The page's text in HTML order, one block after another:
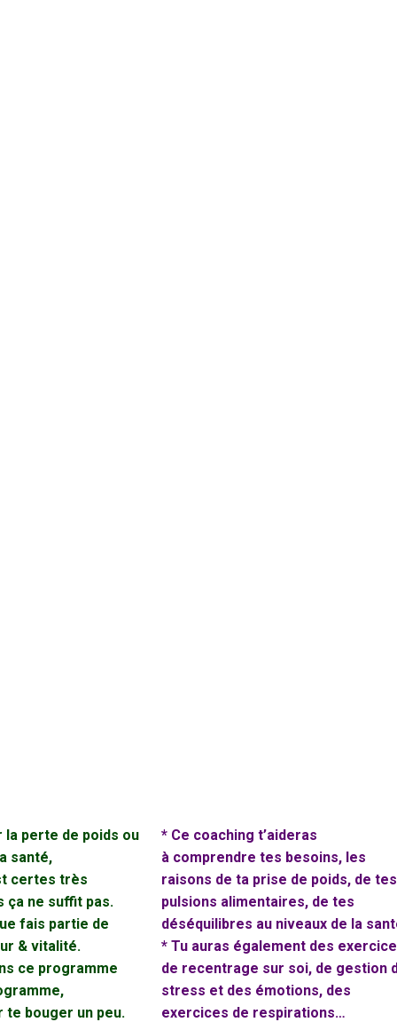
la perte de poids ou
santé,
certes très
ça ne suffit pas.
fais partie de
& vitalité.
ce programme
te bouger un peu.
* Ce coaching t’aideras
à comprendre tes besoins, les
raisons de ta prise de poids, de tes
pulsions alimentaires, de tes
déséquilibres au niveaux de la
* Tu auras également des
de recentrage sur soi, de gestion
stress et des émotions, des
exercices de respirations…